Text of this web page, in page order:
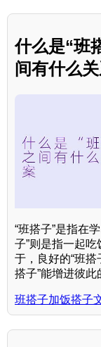
什么是“班
间有什么关
“班搭子”是指在
子”则是指一起
于，良好的“班搭
搭子”能增进彼此
班搭子加饭搭子